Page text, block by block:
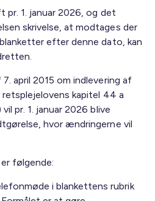
1. januar 2026, og det
skrivelse, at modtages der
efter denne dato, kan
april 2015 om indlevering af
kapitel 44 a
pr. 1. januar 2026 blive
hvor ændringerne vil
følgende:
i blankettens rubrik